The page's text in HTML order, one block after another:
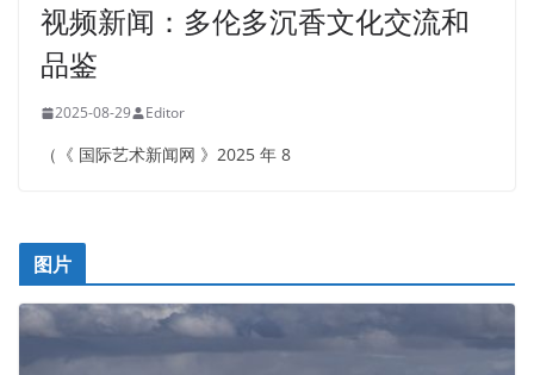
视频新闻：多伦多沉香文化交流和
品鉴
2025-08-29 Editor
（《 国际艺术新闻网 》2025 年 8
图片